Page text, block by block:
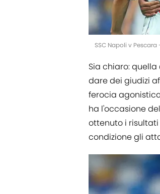
SSC Napoli v
Sia chiaro:
dare dei giudizi
ferocia
ha l'occasione
ottenuto i
condizione gli